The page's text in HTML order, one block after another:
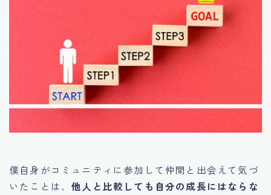
僕自身がコミュニティに参加して仲間と出会えて気づ
いたことは、他人と比較しても自分の成長にはならな